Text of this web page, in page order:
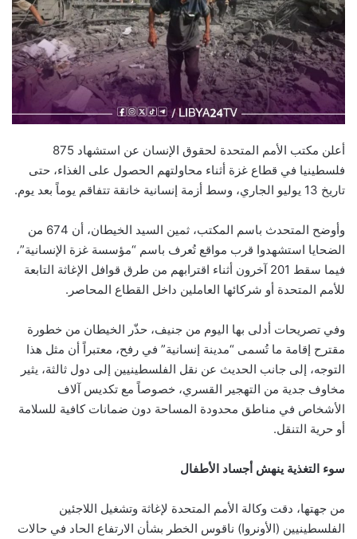
أعلن مكتب الأمم المتحدة لحقوق الإنسان عن استشهاد 875
فلسطينيا في قطاع غزة أثناء محاولتهم الحصول على الغذاء، حتى
تاريخ 13 يوليو الجاري، وسط أزمة إنسانية خانقة تتفاقم يوماً بعد يوم.
وأوضح المتحدث باسم المكتب، ثمين السيد الخيطان، أن 674 من
الضحايا استشهدوا قرب مواقع تُعرف باسم “مؤسسة غزة الإنسانية”،
فيما سقط 201 آخرون أثناء اقترابهم من طرق قوافل الإغاثة التابعة
للأمم المتحدة أو شركائها العاملين داخل القطاع المحاصر.
وفي تصريحات أدلى بها اليوم من جنيف، حذّر الخيطان من خطورة
مقترح إقامة ما تُسمى “مدينة إنسانية” في رفح، معتبراً أن مثل هذا
التوجه، إلى جانب الحديث عن نقل الفلسطينيين إلى دول ثالثة، يثير
مخاوف جدية من التهجير القسري، خصوصاً مع تكديس آلاف
الأشخاص في مناطق محدودة المساحة دون ضمانات كافية للسلامة
أو حرية التنقل.
سوء التغذية ينهش أجساد الأطفال
من جهتها، دقت وكالة الأمم المتحدة لإغاثة وتشغيل اللاجئين
الفلسطينيين (الأونروا) ناقوس الخطر بشأن الارتفاع الحاد في حالات